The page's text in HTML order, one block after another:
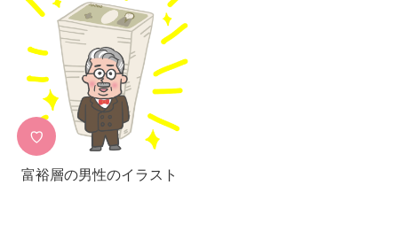
♡
富裕層の男性のイラスト